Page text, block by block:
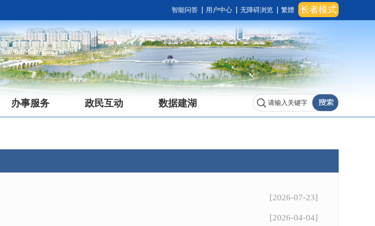
长者模式
智能问答 用户中心 无障碍浏览 繁體
办事服务 政民互动 数据建湖
[2026-07-23]
[2026-04-04]